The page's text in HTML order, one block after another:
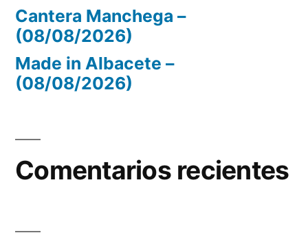
Cantera Manchega –
(08/08/2026)
Made in Albacete –
(08/08/2026)
Comentarios recientes